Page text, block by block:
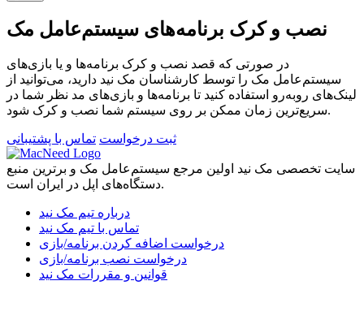
نصب و کرک برنامه‌های سیستم‌عامل مک
در صورتی که قصد نصب و کرک برنامه‌ها و یا بازی‌های
سیستم‌عامل مک را توسط کارشناسان مک نید دارید، می‌توانید از
لینک‌های رو‌به‌رو استفاده کنید تا برنامه‌ها و بازی‌های مد نظر شما در
سریع‌ترین زمان ممکن بر روی سیستم شما نصب و کرک شود.
ثبت درخواست تماس با پشتیبانی
سایت تخصصی مک نید اولین مرجع سیستم‌عامل مک و برترین منبع
دستگاه‌های اپل در ایران است.
درباره تیم مک نید
تماس با تیم مک نید
درخواست اضافه کردن برنامه/بازی
درخواست نصب برنامه/بازی
قوانین و مقررات مک نید